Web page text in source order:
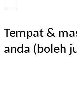
Tempat &
anda (boleh